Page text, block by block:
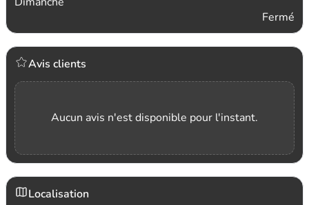
Fermé
Avis clients
Aucun avis n'est disponible pour l'instant.
Localisation